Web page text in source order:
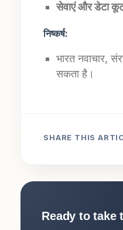
सेवाएं और डेटा
निष्कर्ष:
भारत नवाचार,
सकता है।
SHARE THIS
Ready to take